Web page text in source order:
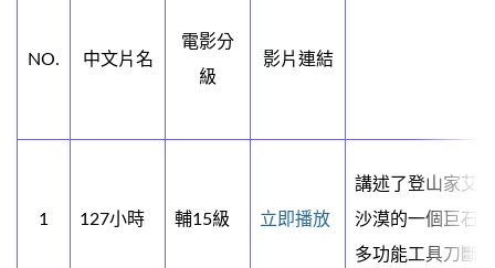
NO. 中文片名
電影分
級
影片連結
1 127小時 輔15級 立即播放
講述了登山家艾
沙漠的一個巨石
多功能工具刀斷